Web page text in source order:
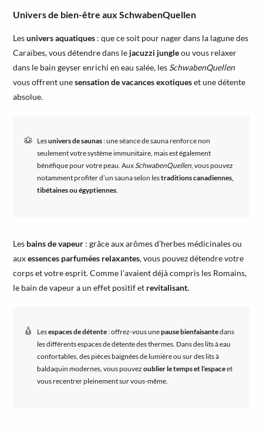
Univers de bien-être aux SchwabenQuellen
Lesunivers aquatiques : que ce soit pour nager dans la lagune des
Caraïbes, vous détendre dans le jacuzzi jungleou vous relaxer
dans le bain geyser enrichi en eau salée, les SchwabenQuellen
vous offrent unesensation de vacances exotiqueset une détente
absolue.
Lesunivers de saunas: une séance de sauna renforce non
seulement votre système immunitaire, mais est également
bénéfique pour votre peau. Aux SchwabenQuellen, vous pouvez
notamment profiter d’un sauna selon lestraditions canadiennes,
tibétaines ou égyptiennes.
Les bains de vapeur : grâce aux arômes d’herbes médicinales ou
auxessences parfumées relaxantes, vous pouvez détendre votre
corps et votre esprit. Comme l’avaient déjà compris les Romains,
le bain de vapeur a un effet positif et revitalisant.
Lesespaces de détente: offrez-vous unepause bienfaisantedans
les différents espaces de détente des thermes. Dans des lits à eau
confortables, des pièces baignées de lumière ou sur des lits à
baldaquin modernes, vous pouvez oublier le temps et l’espaceet
vous recentrer pleinement sur vous-même.